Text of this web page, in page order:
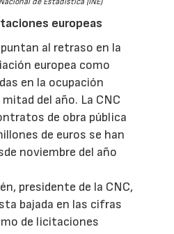
europeas
al retraso en la
europea como
en la ocupación
del año. La CNC
de obra pública
de euros se han
noviembre del año
presidente de la CNC,
bajada en las cifras
de licitaciones